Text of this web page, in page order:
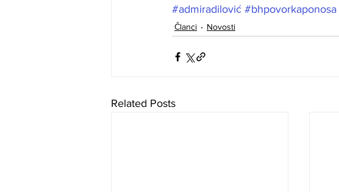
#admiradilović #bhpovorkaponosa
Članci Novosti
Related Posts